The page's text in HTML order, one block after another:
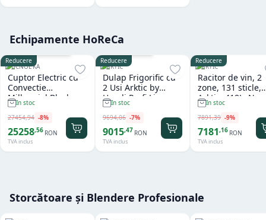
Echipamente HoReCa
Reducere
TECNOEKA
Cuptor Electric cu
Convectie
Millennial Black
Mask Gastro 11 tavi
x GN 1/1 Tecnoeka
In stoc
27454,94 -8%
25258,56 RON
TVA inclus
Reducere
ARKTIC
Dulap Frigorific cu
2 Usi Arktic by
Hendi Profi Line
Seria 800 - 1.240 L
In stoc
9694,06 -7%
9015,47 RON
TVA inclus
Reducere
ARKTIC
Racitor de vin, 2
zone, 131 sticle,
Arktic, 418L,
In stoc
7891,39 -9%
7181,16 RON
TVA inclus
Storcătoare și Blendere Profesionale